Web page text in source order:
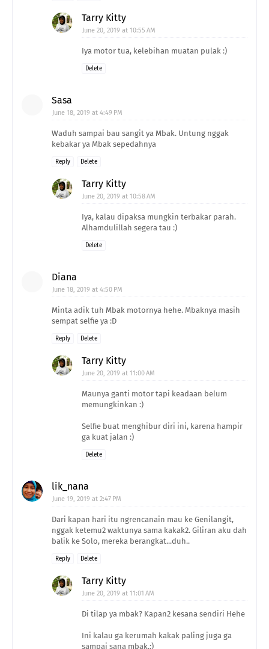
Tarry Kitty
June 20, 2019 at 10:55 AM
Iya motor tua, kelebihan muatan pulak :)
Delete
Sasa
June 18, 2019 at 4:49 PM
Waduh sampai bau sangit ya Mbak. Untung nggak
kebakar ya Mbak sepedahnya
Reply Delete
Tarry Kitty
June 20, 2019 at 10:58 AM
Iya, kalau dipaksa mungkin terbakar parah.
Alhamdulillah segera tau :)
Delete
Diana
June 18, 2019 at 4:50 PM
Minta adik tuh Mbak motornya hehe. Mbaknya masih
sempat selfie ya :D
Reply Delete
Tarry Kitty
June 20, 2019 at 11:00 AM
Maunya ganti motor tapi keadaan belum
memungkinkan :)
Selfie buat menghibur diri ini, karena hampir
ga kuat jalan :)
Delete
lik_nana
June 19, 2019 at 2:47 PM
Dari kapan hari itu ngrencanain mau ke Genilangit,
nggak ketemu2 waktunya sama kakak2. Giliran aku dah
balik ke Solo, mereka berangkat...duh..
Reply Delete
Tarry Kitty
June 20, 2019 at 11:01 AM
Di tilap ya mbak? Kapan2 kesana sendiri Hehe
Ini kalau ga kerumah kakak paling juga ga
sampai sana mbak.:)